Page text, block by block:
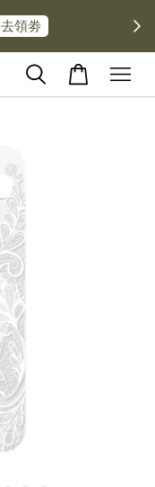
去領劵